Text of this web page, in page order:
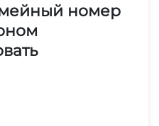
номер